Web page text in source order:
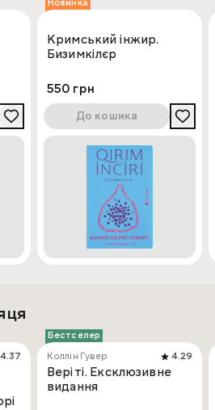
Новинка
Кримський інжир.
Бизимкілєр
550 грн
До кошика
4.37
Бестселер
Коллін Гувер
4.29
Веріті. Ексклюзивне
видання